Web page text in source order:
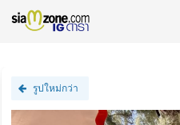
รูปใหม่กว่า